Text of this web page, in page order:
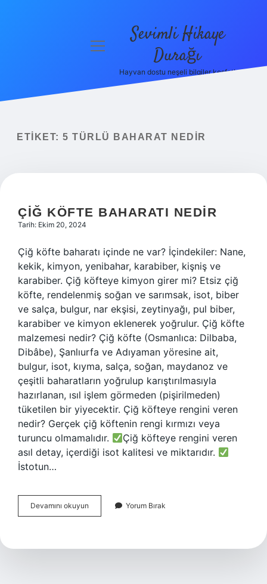
menüyü
Sevimli Hikaye
Durağı
Hayvan dostu neşeli bilgiler keşfet!
ETIKET: 5 TÜRLÜ BAHARAT NEDIR
ÇIĞ KÖFTE BAHARATI NEDIR
Tarih: Ekim 20, 2024
Çiğ köfte baharatı içinde ne var? İçindekiler: Nane,
kekik, kimyon, yenibahar, karabiber, kişniş ve
karabiber. Çiğ köfteye kimyon girer mi? Etsiz çiğ
köfte, rendelenmiş soğan ve sarımsak, isot, biber
ve salça, bulgur, nar ekşisi, zeytinyağı, pul biber,
karabiber ve kimyon eklenerek yoğrulur. Çiğ köfte
malzemesi nedir? Çiğ köfte (Osmanlıca: Dilbaba,
Dibâbe), Şanlıurfa ve Adıyaman yöresine ait,
bulgur, isot, kıyma, salça, soğan, maydanoz ve
çeşitli baharatların yoğrulup karıştırılmasıyla
hazırlanan, ısıl işlem görmeden (pişirilmeden)
tüketilen bir yiyecektir. Çiğ köfteye rengini veren
nedir? Gerçek çiğ köftenin rengi kırmızı veya
turuncu olmamalıdır.
Çiğ köfteye rengini veren
asıl detay, içerdiği isot kalitesi ve miktarıdır.
İstotun…
Devamını okuyun
Köfte
Yorum Bırak